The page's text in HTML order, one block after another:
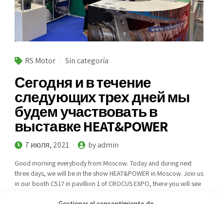
RS Motor Sin categoría
Сегодня и в течение
следующих трех дней мы
будем участвовать в
выставке HEAT&POWER
7 июля, 2021 by admin
Good morning everybody from Moscow. Today and during next
three days, we will be in the show HEAT&POWER in Moscow. Join us
in our booth C517 in pavillion 1 of CROCUS EXPO, there you will see
on first hand the solutions of RS MOTOR in the service of engines